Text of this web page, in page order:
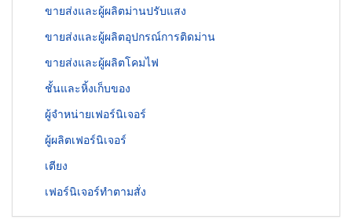
ขายส่งและผู้ผลิตม่านปรับแสง
ขายส่งและผู้ผลิตอุปกรณ์การติดม่าน
ขายส่งและผู้ผลิตโคมไฟ
ชั้นและหิ้งเก็บของ
ผู้จำหน่ายเฟอร์นิเจอร์
ผู้ผลิตเฟอร์นิเจอร์
เตียง
เฟอร์นิเจอร์ทำตามสั่ง